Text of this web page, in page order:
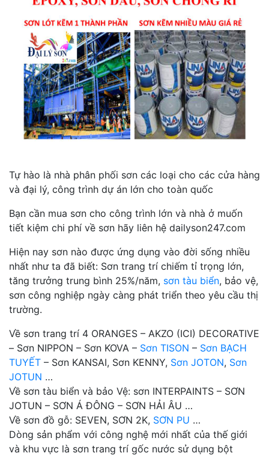
Tự hào là nhà phân phối sơn các loại cho các cửa hàng
và đại lý, công trình dự án lớn cho toàn quốc
Bạn cần mua sơn cho công trình lớn và nhà ở muốn
tiết kiệm chi phí về sơn hãy liên hệ dailyson247.com
Hiện nay sơn nào được ứng dụng vào đời sống nhiều
nhất như ta đã biết: Sơn trang trí chiếm tỉ trọng lớn,
tăng trưởng trung bình 25%/năm, sơn tàu biển, bảo vệ,
sơn công nghiệp ngày càng phát triển theo yêu cầu thị
trường.
Về sơn trang trí 4 ORANGES – AKZO (ICI) DECORATIVE
– Sơn NIPPON – Sơn KOVA – Sơn TISON – Sơn BẠCH
TUYẾT – Sơn KANSAI, Sơn KENNY, Sơn JOTON, Sơn
JOTUN …
Về sơn tàu biển và bảo Vệ: sơn INTERPAINTS – SƠN
JOTUN – SƠN Á ĐÔNG – SƠN HẢI ÂU …
Về sơn đồ gỗ: SEVEN, SƠN 2K, SƠN PU …
Dòng sản phẩm với công nghệ mới nhất của thế giới
và khu vực là sơn trang trí gốc nước sử dụng bột